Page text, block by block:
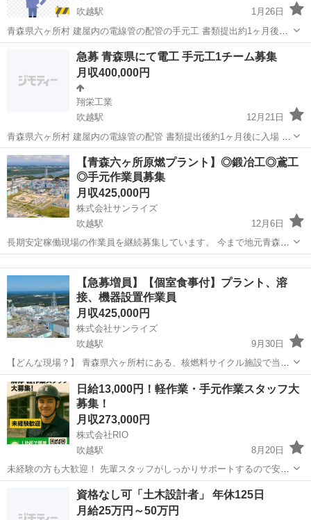
吹越駅
1月26日
青森県六ヶ所村 建屋内の電線管の配管の手元工 書類提出約1ヶ月後入
場 2月末か3月頭入場予定 今年秋頃迄。 単価 資格無し電気配管経験有
税別22000円 完全未経験手元工 税別21000円 末締め翌月末払い ...
吹越駅 その他 未経験
急募 青森県にて電工 手元工1チーム募集
月収400,000円
翔栄工業
吹越駅
12月21日
青森県六ヶ所村 建屋内の電線管の配管 書類提出後約1ヶ月後に入場 終
わりは来年秋頃予定 単価 電工 税別23000円 手元 税別21000円 末締め
翌月末払い 募集人数 電工6名 職長1人...
青森 上北郡 吹越駅 その他 社会保険
【青森六ヶ所原燃プラント】◎鍛冶工◎鳶工
◎手元作業員募集
月収425,000円
株式会社サンライズ
吹越駅
12月6日
長期安定稼働現場の作業員を継続募集しています。 今まで地元青森の
方はもちろん他県からの応募もたくさんいただいていますが、案件拡
大に伴い増員を募集します。 ◎作業内容 アーク溶接、ティグ溶接、ガ
ス溶接、サンダー 墨出し、火災...【急募増員】【個室食事付】プラント、溶
接、機器設置作業員
月収425,000円
株式会社サンライズ
吹越駅
9月30日
【どんな現場？】 青森県六ヶ所村にある、核燃料サイクル施設で当社
は関連施設工事を含めて5年目となります。この先途切れることなく長
い年月の仕事がある現場です。 【宿泊と食事は？】 ホテルはむつ市と
現場近くのワンルームハウスを...
青森 上北郡 吹越駅 その他 配管工
日給13,000円！軽作業・手元作業スタッフ大
募集！
月収273,000円
株式会社RIO
吹越駅
8月20日
未経験の方も大歓迎！ 先輩スタッフがしっかりサポートするので安心
して始められます。 簡単な軽作業や手元作業が中心で、特別な資格や
経験は不要です。 20代～50代まで幅広い世代のスタッフが活躍中！ ✅
募集内容 • 職種：...
上北郡 吹越駅 その他 未経験
資格なし可「土木設計者」 年休125日
月給25万円～50万円